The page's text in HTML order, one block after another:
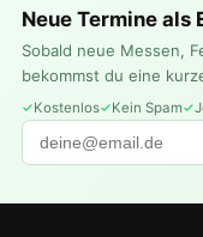
Neue Termine als
Sobald neue Messen,
bekommst du eine
Kostenlos Kein Spam